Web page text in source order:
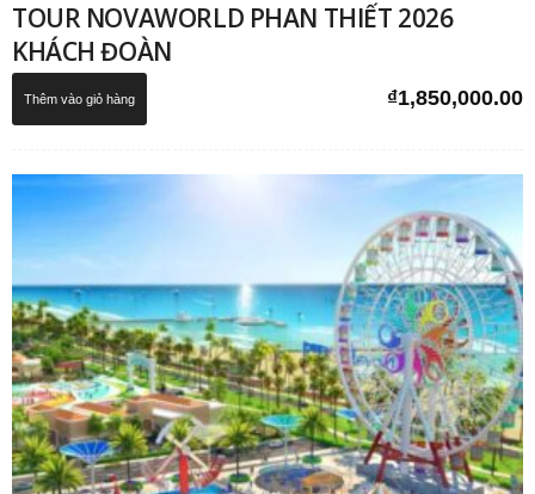
TOUR NOVAWORLD PHAN THIẾT 2026
KHÁCH ĐOÀN
₫1,850,000.00
Thêm vào giỏ hàng